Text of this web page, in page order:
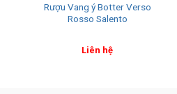
Rượu Vang ý Botter Verso
Rosso Salento
Liên hệ